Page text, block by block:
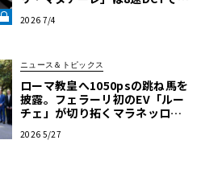
E VOLANT LAB》
2026 7/4
ニュース＆トピックス
ローマ教皇へ1050psの跳ね馬を
披露。フェラーリ初のEV「ルー
チェ」が切り拓くマラネッロの
2026 5/27